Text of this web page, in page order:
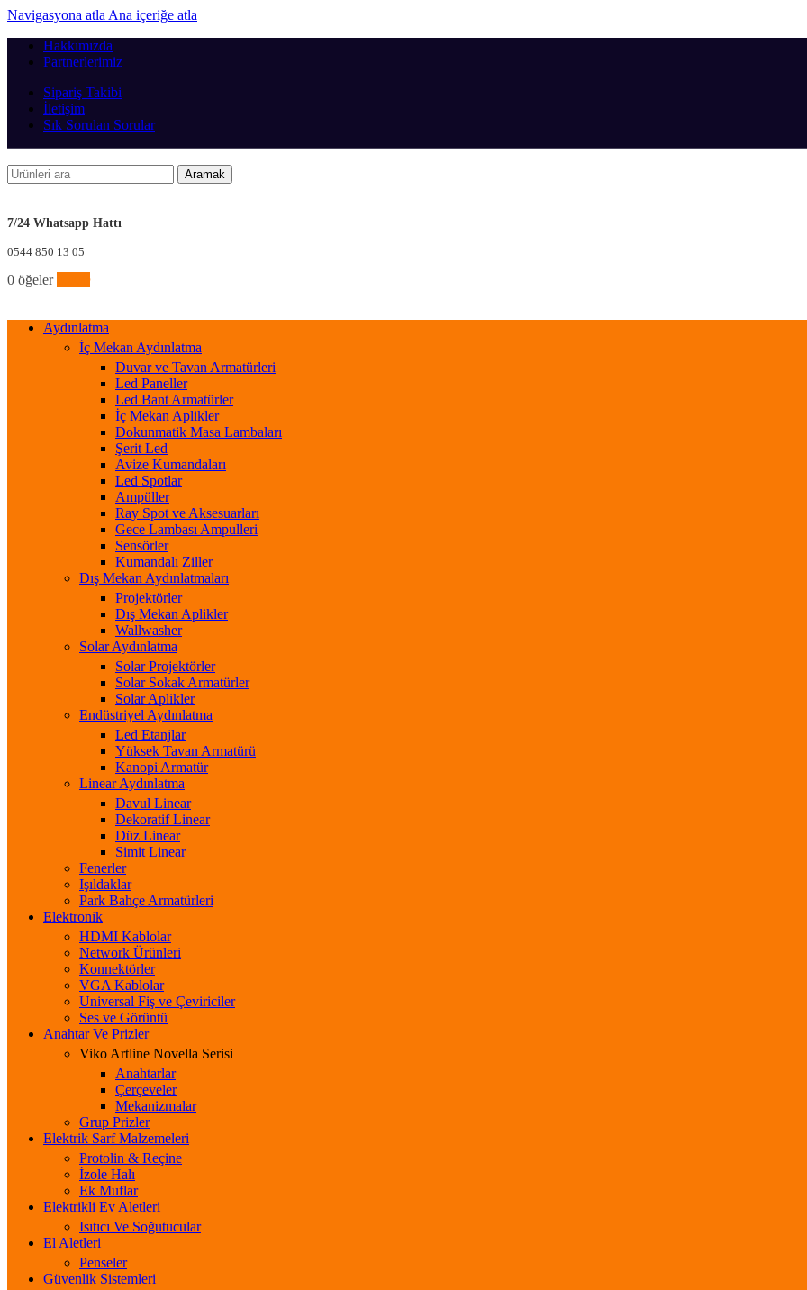
Navigasyona atla Ana içeriğe atla
Hakkımızda
Partnerlerimiz
Sipariş Takibi
İletişim
Sık Sorulan Sorular
Aramak
7/24 Whatsapp Hattı
0544 850 13 05
0 öğeler
Aydınlatma
İç Mekan Aydınlatma
Duvar ve Tavan Armatürleri
Led Paneller
Led Bant Armatürler
İç Mekan Aplikler
Dokunmatik Masa Lambaları
Şerit Led
Avize Kumandaları
Led Spotlar
Ampüller
Ray Spot ve Aksesuarları
Gece Lambası Ampulleri
Sensörler
Kumandalı Ziller
Dış Mekan Aydınlatmaları
Projektörler
Dış Mekan Aplikler
Wallwasher
Solar Aydınlatma
Solar Projektörler
Solar Sokak Armatürler
Solar Aplikler
Endüstriyel Aydınlatma
Led Etanjlar
Yüksek Tavan Armatürü
Kanopi Armatür
Linear Aydınlatma
Davul Linear
Dekoratif Linear
Düz Linear
Simit Linear
Fenerler
Işıldaklar
Park Bahçe Armatürleri
Elektronik
HDMI Kablolar
Network Ürünleri
Konnektörler
VGA Kablolar
Universal Fiş ve Çeviriciler
Ses ve Görüntü
Anahtar Ve Prizler
Viko Artline Novella Serisi
Anahtarlar
Çerçeveler
Mekanizmalar
Grup Prizler
Elektrik Sarf Malzemeleri
Protolin & Reçine
İzole Halı
Ek Muflar
Elektrikli Ev Aletleri
Isıtıcı Ve Soğutucular
El Aletleri
Penseler
Güvenlik Sistemleri